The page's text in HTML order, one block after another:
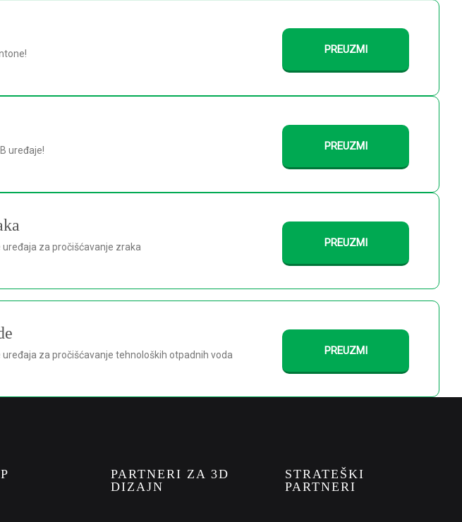
PREUZMI
uređaje! PREUZMI
za pročišćavanje zraka PREUZMI
za pročišćavanje tehnoloških otpadnih voda PREUZMI
PARTNERI ZA 3D
DIZAJN
STRATEŠKI
PARTNERI